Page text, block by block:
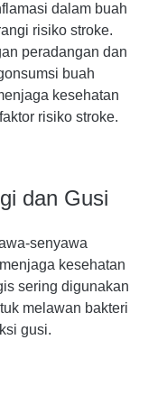
dalam buah
risiko stroke.
peradangan dan
buah
kesehatan
risiko stroke.
dan Gusi
senyawa
kesehatan
sering digunakan
melawan bakteri
gusi.